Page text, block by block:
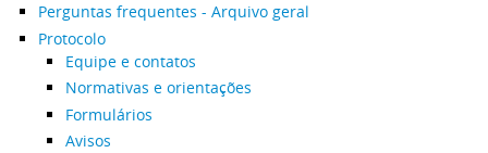
Perguntas frequentes - Arquivo geral
Protocolo
Equipe e contatos
Normativas e orientações
Formulários
Avisos